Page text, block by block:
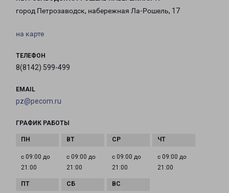
город Петрозаводск, набережная Ла-Рошель, 17
на карте
ТЕЛЕФОН
8(8142) 599-499
EMAIL
pz@pecom.ru
ГРАФИК РАБОТЫ
с 09:00 до
21:00
с 09:00 до
21:00
с 09:00 до
21:00
с 09:00 до
21:00